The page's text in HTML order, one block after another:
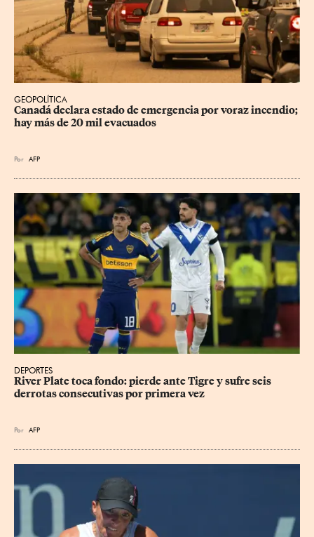
GEOPOLÍTICA
Canadá declara estado de emergencia por voraz incendio;
hay más de 20 mil evacuados
Por AFP
DEPORTES
River Plate toca fondo: pierde ante Tigre y sufre seis
derrotas consecutivas por primera vez
Por AFP